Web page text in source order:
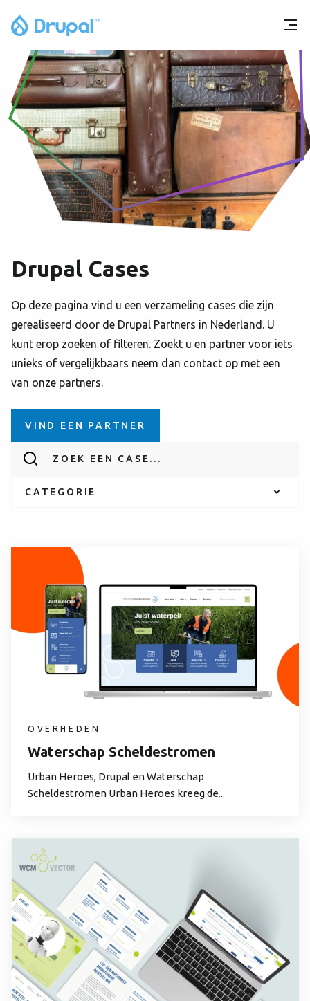
Drupal Cases
Op deze pagina vind u een verzameling cases die zijn
gerealiseerd door de Drupal Partners in Nederland. U
kunt erop zoeken of filteren. Zoekt u en partner voor iets
unieks of vergelijkbaars neem dan contact op met een
van onze partners.
VIND EEN PARTNER
CATEGORIE
OVERHEDEN
Waterschap Scheldestromen
Urban Heroes, Drupal en Waterschap
Scheldestromen Urban Heroes kreeg de...